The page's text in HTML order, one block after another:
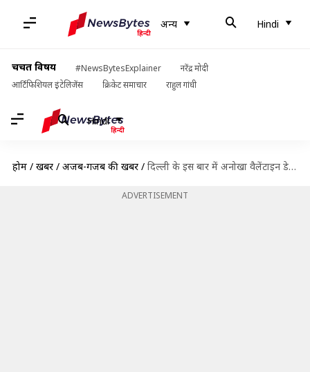
अन्य Hindi
चर्चित विषय #NewsBytesExplainer
नरेंद्र मोदी
आर्टिफिशियल इंटेलिजेंस
क्रिकेट समाचार राहुल गांधी
Hindi
होम / खबरें / अजब-गजब की खबरें / दिल्ली के इस बार में अनोखा वैलेंटाइन डे ऑफ़र, एक्स की फ़ोटो जलाने पर मुफ़्त ड्रिंक
ADVERTISEMENT